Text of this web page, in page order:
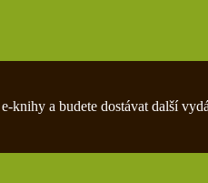
knihy a budete dostávat další